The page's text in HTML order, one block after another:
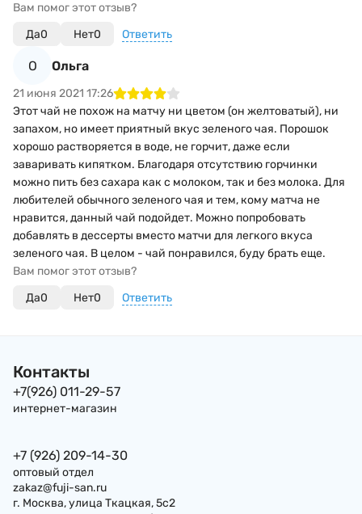
Вам помог этот отзыв?
Да0 Нет0 Ответить
О Ольга
21 июня 2021 17:26
Этот чай не похож на матчу ни цветом (он желтоватый), ни
запахом, но имеет приятный вкус зеленого чая. Порошок
хорошо растворяется в воде, не горчит, даже если
заваривать кипятком. Благодаря отсутствию горчинки
можно пить без сахара как с молоком, так и без молока. Для
любителей обычного зеленого чая и тем, кому матча не
нравится, данный чай подойдет. Можно попробовать
добавлять в дессерты вместо матчи для легкого вкуса
зеленого чая. В целом - чай понравился, буду брать еще.
Вам помог этот отзыв?
Да0 Нет0 Ответить
Контакты
+7(926) 011-29-57
интернет-магазин
+7 (926) 209-14-30
оптовый отдел
zakaz@fuji-san.ru
г. Москва, улица Ткацкая, 5с2